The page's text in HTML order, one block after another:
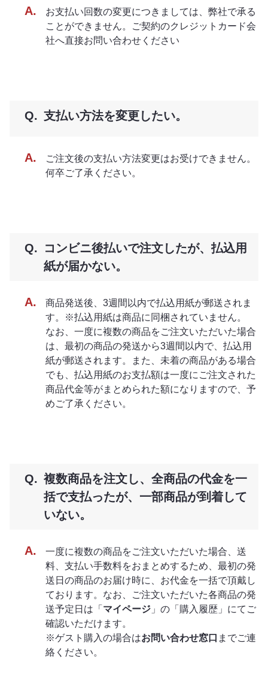
お支払い回数の変更につきましては、弊社で承る
ことができません。ご契約のクレジットカード会
社へ直接お問い合わせください
支払い方法を変更したい。
ご注文後の支払い方法変更はお受けできません。
何卒ご了承ください。
コンビニ後払いで注文したが、払込用
紙が届かない。
商品発送後、3週間以内で払込用紙が郵送されま
す。※払込用紙は商品に同梱されていません。
なお、一度に複数の商品をご注文いただいた場合
は、最初の商品の発送から3週間以内で、払込用
紙が郵送されます。また、未着の商品がある場合
でも、払込用紙のお支払額は一度にご注文された
商品代金等がまとめられた額になりますので、予
めご了承ください。
複数商品を注文し、全商品の代金を一
括で支払ったが、一部商品が到着して
いない。
一度に複数の商品をご注文いただいた場合、送
料、支払い手数料をおまとめするため、最初の発
送日の商品のお届け時に、お代金を一括で頂戴し
ております。なお、ご注文いただいた各商品の発
送予定日は「 マイページ 」の「購入履歴」にてご
確認いただけます。
※ゲスト購入の場合はお問い合わせ窓口 までご連
絡ください。